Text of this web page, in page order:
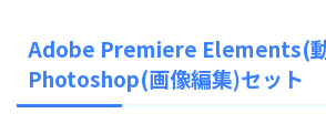
Adobe Premiere Elements(
Photoshop(画像編集)セット